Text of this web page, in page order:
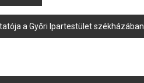
a Győri Ipartestület székházában